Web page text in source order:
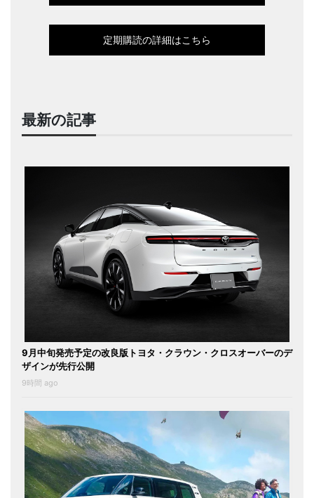
定期購読の詳細はこちら
最新の記事
9月中旬発売予定の改良版トヨタ・クラウン・クロスオーバーのデ
ザインが先行公開
9時間 ago